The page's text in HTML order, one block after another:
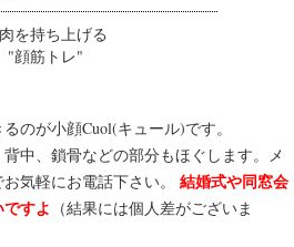
を持ち上げる
"顔筋トレ"
のが小顔Cuol(キュール)です。
中、鎖骨などの部分もほぐします。メ
気軽にお電話下さい。 結婚式や同窓会
すよ （結果には個人差がございま